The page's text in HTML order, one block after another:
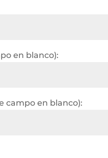
en blanco):
campo en blanco):